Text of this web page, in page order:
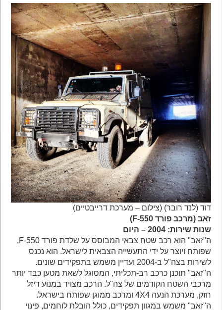
דוד (לנד רובר) (צילום – מערכת דרייבטיים)
זאב (מרכב פורד F-550)
שנות שירות: 2004 – היום
ה"זאב" הוא רכב שטח צבאי המבוסס על שלדת פורד F-550,
שפותח ויוצר על ידי התעשייה הצבאית לישראל. הוא נכנס
לשירות בצה"ל ב-2004 ועדיין משמש בתפקידים שונים.
ה"זאב" תוכנן כרכב רב-תכליתי, המסוגל לשאת מטען כבד יותר
מרכבי השטח הקודמים של צה"ל. הרכב מצויד במנוע דיזל
חזק, מערכת הנעה 4X4 ומרכב ממוגן שפותח בישראל.
ה"זאב" משמש במגוון תפקידים, כולל הובלת לוחמים, פינוי